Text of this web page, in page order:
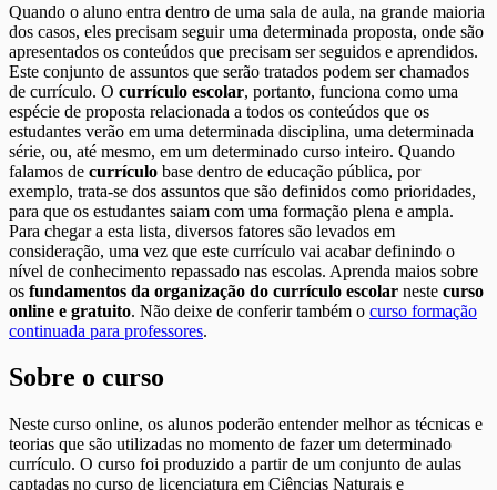
Quando o aluno entra dentro de uma sala de aula, na grande maioria
dos casos, eles precisam seguir uma determinada proposta, onde são
apresentados os conteúdos que precisam ser seguidos e aprendidos.
Este conjunto de assuntos que serão tratados podem ser chamados
de currículo. O currículo escolar, portanto, funciona como uma
espécie de proposta relacionada a todos os conteúdos que os
estudantes verão em uma determinada disciplina, uma determinada
série, ou, até mesmo, em um determinado curso inteiro. Quando
falamos de currículo base dentro de educação pública, por
exemplo, trata-se dos assuntos que são definidos como prioridades,
para que os estudantes saiam com uma formação plena e ampla.
Para chegar a esta lista, diversos fatores são levados em
consideração, uma vez que este currículo vai acabar definindo o
nível de conhecimento repassado nas escolas. Aprenda maios sobre
os fundamentos da organização do currículo escolar neste curso
online e gratuito. Não deixe de conferir também o curso formação
continuada para professores.
Sobre o curso
Neste curso online, os alunos poderão entender melhor as técnicas e
teorias que são utilizadas no momento de fazer um determinado
currículo. O curso foi produzido a partir de um conjunto de aulas
captadas no curso de licenciatura em Ciências Naturais e